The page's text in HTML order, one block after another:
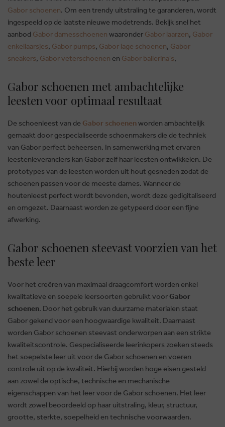
Gabor schoenen. Om een trendy uitstraling te garanderen, wordt
ingespeeld op de laatste nieuwe modetrends. Bekijk snel het
aanbod Gabor damesschoenen waaronder Gabor laarzen, Gabor
enkellaarsjes, Gabor pumps, Gabor lage schoenen, Gabor
sneakers, Gabor veterschoenen en Gabor ballerina's,
Gabor schoenen met ambachtelijke
leesten voor optimaal resultaat
De schoenleest van de Gabor schoenenworden ambachtelijk
gemaakt door gespecialiseerde schoenmakers die de techniek
van Gabor perfect beheersen. In samenwerking met ervaren
leestenleveranciers kan Gabor zelf haar leesten ontwikkelen. De
prototypes van de leesten worden uit hout gesneden zodat de
schoenen passen voor de meeste dames. Wanneer de
houtenleest perfect wordt bevonden, wordt deze gedigitaliseerd
en omgezet. Daarnaast worden ze getypeerd door een fijne
afwerking.
Gabor schoenen steevast voorzien van het
beste leer
Voor het creëren van maximaal draagcomfort worden enkel
kwalitatieve en soepele leersoorten gebruikt voor Gabor
schoenen. Door het gebruik van duurzame materialen staat
Gabor gekend voor een hoogwaardige kwaliteit. Daarnaast
worden Gabor schoenen steevast onderworpen aan een strikte
kwaliteitscontrole. Gespecialiseerde leerinkopers zoeken steeds
het soepelste leer uit voor de Gabor schoenen en voeren
controle uit op de kwaliteit. Hierbij worden hoge eisen gesteld
aan zowel de optische, technische en mechanische
eigenschappen van het leer voor de Gabor schoenen. Het leer
wordt zowel beoordeeld op haar uitstraling, kleur, structuur,
grootte, sterkte, soepelheid en technische voorwaarden.